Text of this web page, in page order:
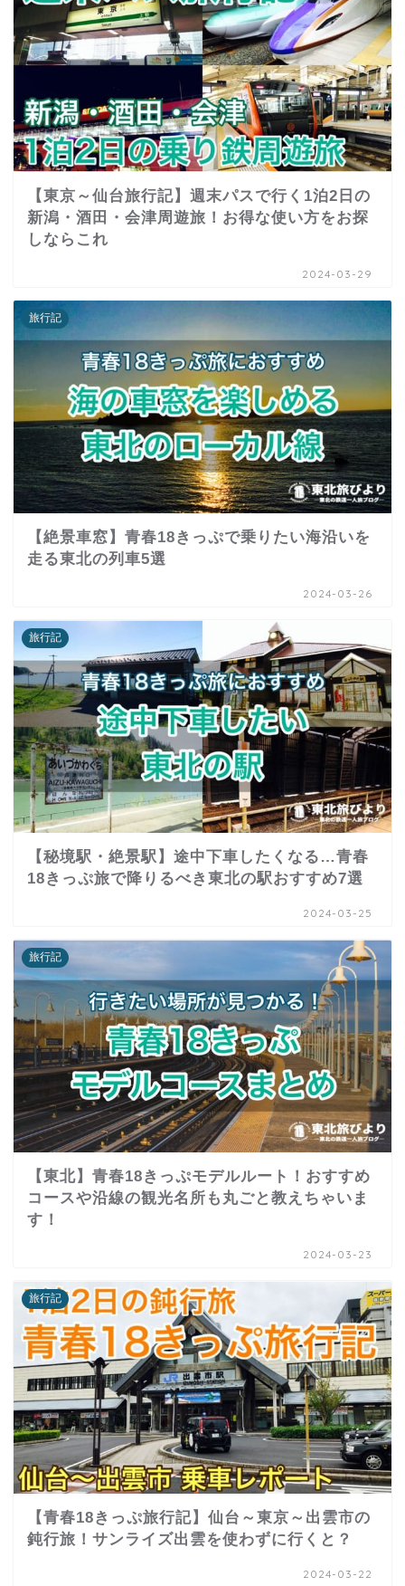
【東京～仙台旅行記】週末パスで行く1泊2日の
新潟・酒田・会津周遊旅！お得な使い方をお探
しならこれ
2024-03-29
旅行記
【絶景車窓】青春18きっぷで乗りたい海沿いを
走る東北の列車5選
2024-03-26
旅行記
【秘境駅・絶景駅】途中下車したくなる…青春
18きっぷ旅で降りるべき東北の駅おすすめ7選
2024-03-25
旅行記
【東北】青春18きっぷモデルルート！おすすめ
コースや沿線の観光名所も丸ごと教えちゃいま
す！
2024-03-23
旅行記
【青春18きっぷ旅行記】仙台～東京～出雲市の
鈍行旅！サンライズ出雲を使わずに行くと？
2024-03-22